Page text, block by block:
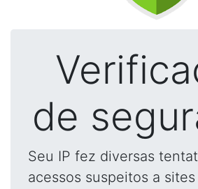
de
Seu IP fez diversas
acessos suspeitos a